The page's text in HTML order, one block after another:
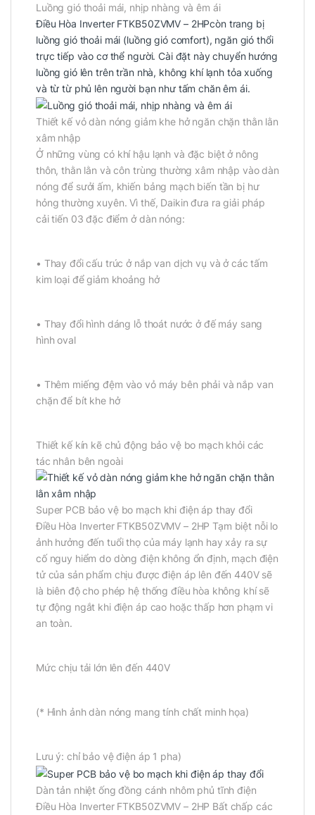
Luồng gió thoải mái, nhịp nhàng và êm ái
Điều Hòa Inverter FTKB50ZVMV – 2HPcòn trang bị
luồng gió thoải mái (luồng gió comfort), ngăn gió thổi
trực tiếp vào cơ thể người. Cài đặt này chuyển hướng
luồng gió lên trên trần nhà, không khí lạnh tỏa xuống
và từ từ phủ lên người bạn như tấm chăn êm ái.
Thiết kế vỏ dàn nóng giảm khe hở ngăn chặn thằn lằn
xâm nhập
Ở những vùng có khí hậu lạnh và đặc biệt ở nông
thôn, thằn lằn và côn trùng thường xâm nhập vào dàn
nóng để sưởi ấm, khiến bảng mạch biến tần bị hư
hỏng thường xuyên. Vì thế, Daikin đưa ra giải pháp
cải tiến 03 đặc điểm ở dàn nóng:
• Thay đổi cấu trúc ở nắp van dịch vụ và ở các tấm
kim loại để giảm khoảng hở
• Thay đổi hình dáng lỗ thoát nước ở đế máy sang
hình oval
• Thêm miếng đệm vào vỏ máy bên phải và nắp van
chặn để bít khe hở
Thiết kế kín kẽ chủ động bảo vệ bo mạch khỏi các
tác nhân bên ngoài
Super PCB bảo vệ bo mạch khi điện áp thay đổi
Điều Hòa Inverter FTKB50ZVMV – 2HP Tạm biệt nỗi lo
ảnh hưởng đến tuổi thọ của máy lạnh hay xảy ra sự
cố nguy hiểm do dòng điện không ổn định, mạch điện
tử của sản phẩm chịu được điện áp lên đến 440V sẽ
là biên độ cho phép hệ thống điều hòa không khí sẽ
tự động ngắt khi điện áp cao hoặc thấp hơn phạm vi
an toàn.
Mức chịu tải lớn lên đến 440V
(* Hình ảnh dàn nóng mang tính chất minh họa)
Lưu ý: chỉ bảo vệ điện áp 1 pha)
Dàn tản nhiệt ống đồng cánh nhôm phủ tĩnh điện
Điều Hòa Inverter FTKB50ZVMV – 2HP Bất chấp các